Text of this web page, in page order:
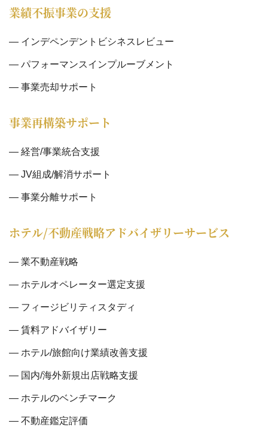
業績不振事業の支援
インデペンデントビシネスレビュー
パフォーマンスインプルーブメント
事業売却サポート
事業再構築サポート
経営/事業統合支援
JV組成/解消サポート
事業分離サポート
ホテル/不動産戦略アドバイザリーサービス
業不動産戦略
ホテルオペレーター選定支援
フィージビリティスタディ
賃料アドバイザリー
ホテル/旅館向け業績改善支援
国内/海外新規出店戦略支援
ホテルのベンチマーク
不動産鑑定評価